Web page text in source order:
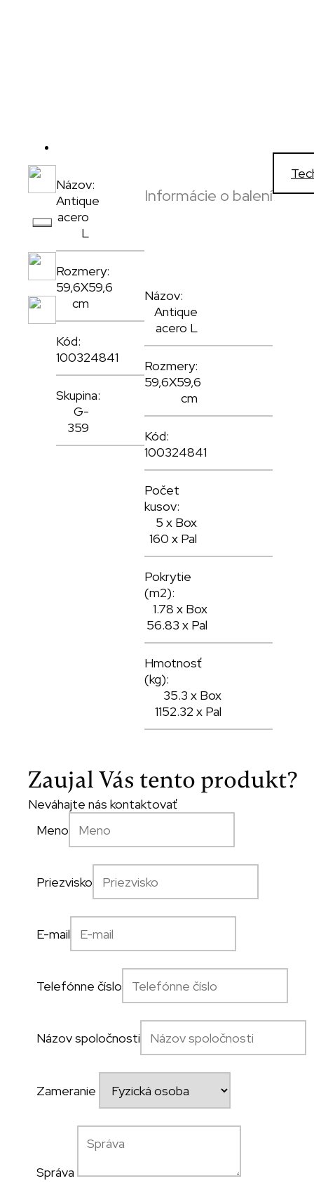
Názov:
Antique
acero
L
Rozmery:
59,6X59,6
cm
Kód:
100324841
Skupina:
G-
359
Informácie o balení
Názov:
Antique
acero L
Rozmery:
59,6X59,6
cm
Kód:
100324841
Počet
kusov:
5 x Box
160 x Pal
Pokrytie
(m2):
1.78 x Box
56.83 x Pal
Hmotnosť
(kg):
35.3 x Box
1152.32 x Pal
Zaujal Vás tento produkt?
Neváhajte nás kontaktovať
Meno
Priezvisko
E-mail
Telefónne číslo
Názov spoločnosti
Zameranie
Správa